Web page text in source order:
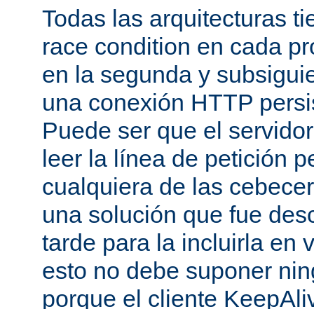
Todas las arquitecturas
race condition en cada
en la segunda y
una conexión HTTP
Puede ser que el
leer la línea de petición
cualquiera de las
una solución que fue
tarde para la incluirla en
esto no debe suponer
porque el cliente